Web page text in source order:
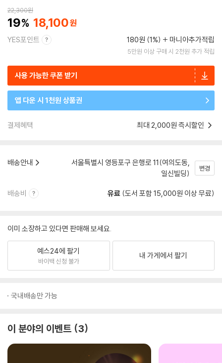
22,300원
19 18,100
YES포인트 180원 (1%) 마니아추가적립
5만원 이상 구매 시 2천원 추가 적립
사용 가능한 쿠폰 받기
앱 다운 시 1천원 상품권
결제혜택 최대 2,000원 즉시할인
배송안내
서울특별시 영등포구 은행로 11(여의도동,
일신빌딩)
변경
배송비 유료 (도서 포함 15,000원 이상 무료)
이미 소장하고 있다면 판매해 보세요.
예스24에 팔기
바이백 신청 불가
내 가게에서 팔기
국내배송만 가능
이 분야의 이벤트 3